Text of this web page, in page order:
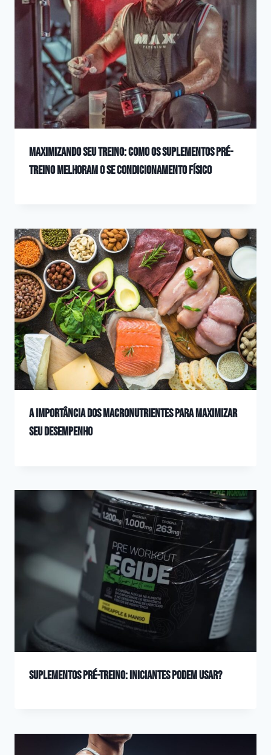
Maximizando seu Treino: Como os Suplementos Pré-
Treino Melhoram o se Condicionamento Físico
A importância dos macronutrientes para maximizar
seu desempenho
Suplementos pré-treino: iniciantes podem usar?